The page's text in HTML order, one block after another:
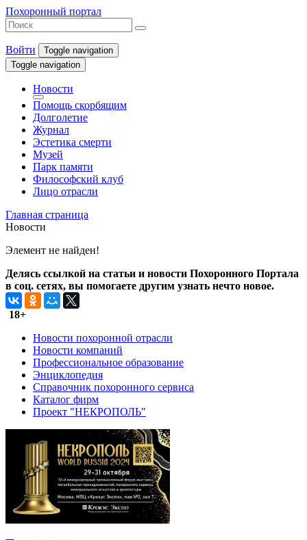
Похоронный портал
Войти
Toggle navigation
Toggle navigation
Новости
Помощь скорбящим
Долголетие
Журнал
Эстетика смерти
Музей
Парк памяти
Философский клуб
Лицо отрасли
Главная страница
Новости
Элемент не найден!
Делясь ссылкой на статьи и новости Похоронного Портала
в соц. сетях, вы помогаете другим узнать нечто новое.
18+
Новости похоронной отрасли
Новости компаний
Профессиональное образование
Энциклопедия
Справочник похоронного сервиса
Каталог фирм
Проект "НЕКРОПОЛЬ"